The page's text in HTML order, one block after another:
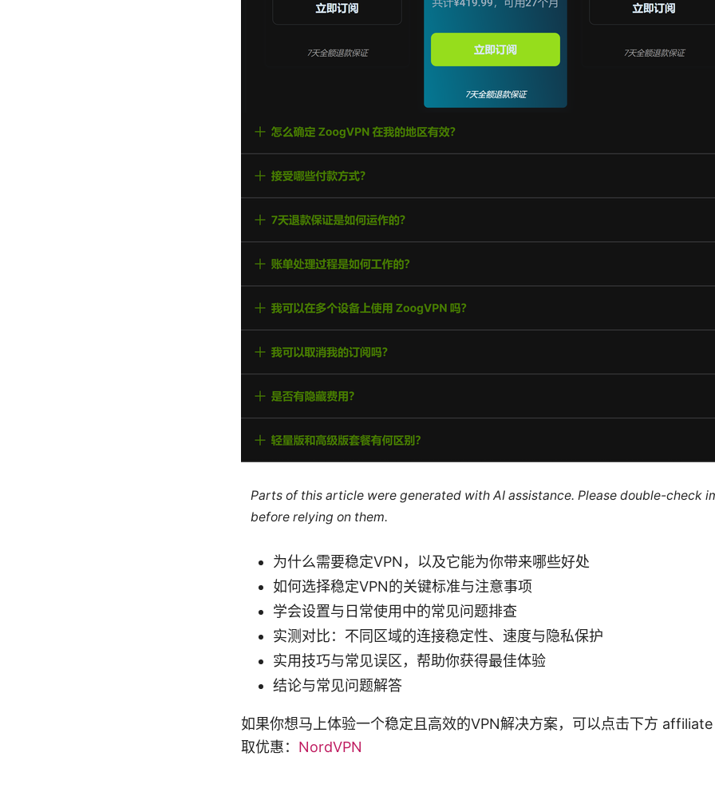
Parts of this article were generated with AI assistance. Please double-check
before relying on them.
为什么需要稳定VPN，以及它能为你带来哪些好处
如何选择稳定VPN的关键标准与注意事项
学会设置与日常使用中的常见问题排查
实测对比：不同区域的连接稳定性、速度与隐私保护
实用技巧与常见误区，帮助你获得最佳体验
结论与常见问题解答
如果你想马上体验一个稳定且高效的VPN解决方案，可以点击下方
取优惠： NordVPN